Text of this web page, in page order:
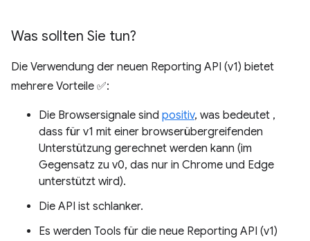
Was sollten Sie tun?
Die Verwendung der neuen Reporting API (v1) bietet
mehrere Vorteile ✅:
Die Browsersignale sind positiv, was bedeutet ,
dass für v1 mit einer browserübergreifenden
Unterstützung gerechnet werden kann (im
Gegensatz zu v0, das nur in Chrome und Edge
unterstützt wird).
Die API ist schlanker.
Es werden Tools für die neue Reporting API (v1)